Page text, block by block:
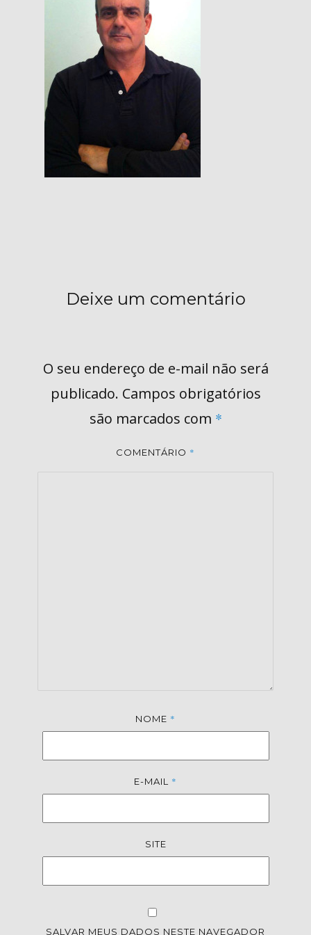
Deixe um comentário
O seu endereço de e-mail não será
publicado. Campos obrigatórios
são marcados com *
COMENTÁRIO *
NOME *
E-MAIL *
SITE
SALVAR MEUS DADOS NESTE NAVEGADOR